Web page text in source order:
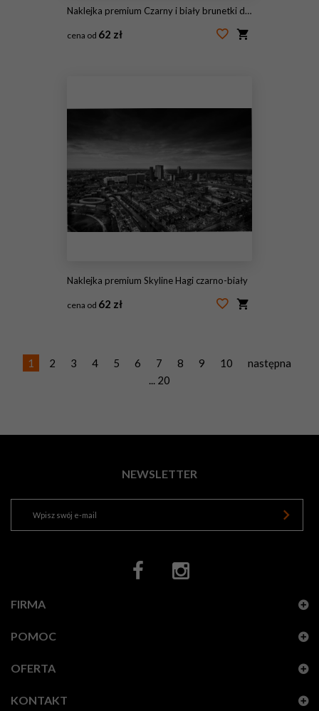
Naklejka premium Czarny i biały brunetki dziewczyny portret. Modny manicure kawiorowy
cena od 62 zł
Naklejka premium Skyline Hagi czarno-biały
cena od 62 zł
1 2 3 4 5 6 7 8 9 10
następna
... 20
NEWSLETTER
FIRMA
POMOC
OFERTA
KONTAKT